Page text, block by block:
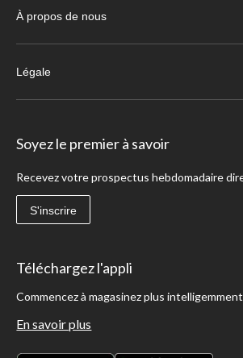
À propos de nous
Légale
Soyez le premier à savoir
Recevez votre prospectus hebdomadaire
S'inscrire
Téléchargez l'appli
Commencez à magasinez plus intelligemment
En savoir plus